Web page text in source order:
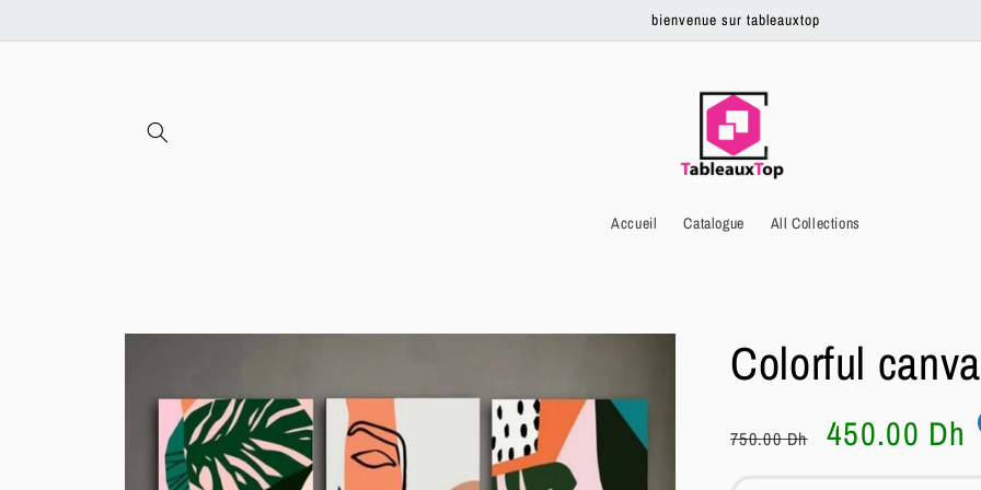
contenu
bienvenue sur tableauxtop
Accueil Catalogue All Collections
Passer aux
Colorful
Prix
habituel
750.00 Dh
Prix
soldé
450.00 Dh